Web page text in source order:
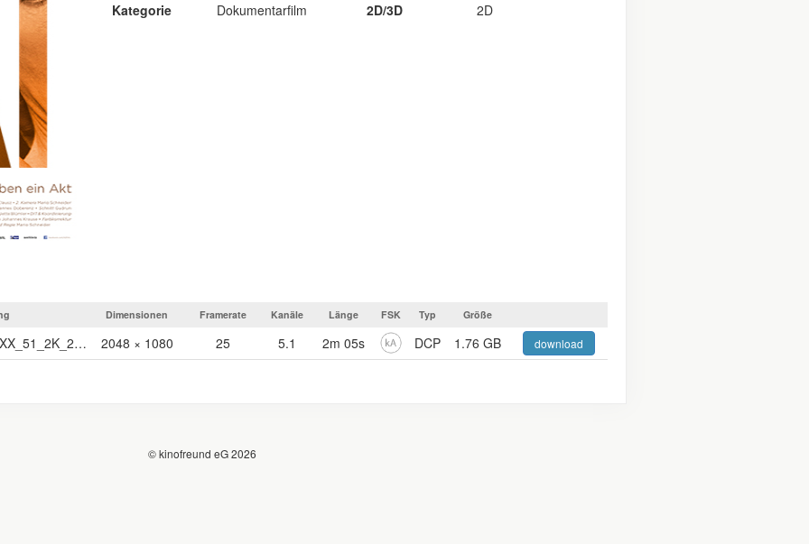
Kategorie
Dokumentarfilm
2D/3D
2D
Dimensionen Framerate Kanäle Länge FSK Typ Größe
DCP_AKT_TLR_F_DE-XX_51_2K_20160113_SMPTE_OV 2048 × 1080 25 5.1 2m 05s DCP 1.76 GB download
© kinofreund eG 2026